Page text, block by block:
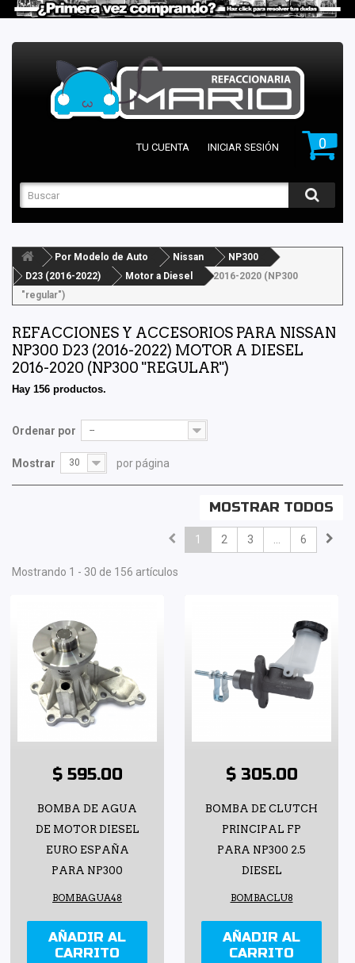
0
TU CUENTA INICIAR SESIÓN
Por Modelo de Auto Nissan
NP300
D23 (2016-2022)
Motor a Diesel
2016-2020 (NP300
"regular")
REFACCIONES Y ACCESORIOS PARA NISSAN
NP300 D23 (2016-2022) MOTOR A DIESEL
2016-2020 (NP300 "REGULAR")
Hay 156 productos.
Ordenar por --
Mostrar 30 por página
MOSTRAR TODOS
1 2 3 ... 6
Mostrando 1 - 30 de 156 artículos
$ 595.00
BOMBA DE AGUA
DE MOTOR DIESEL
EURO ESPAÑA
PARA NP300
BOMBAGUA48
AÑADIR AL
CARRITO
$ 305.00
BOMBA DE CLUTCH
PRINCIPAL FP
PARA NP300 2.5
DIESEL
BOMBACLU8
AÑADIR AL
CARRITO